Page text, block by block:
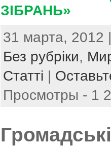
ЗІБРАНЬ»
31 марта, 2012
Без рубріки,
Статті |
Просмотры - 1